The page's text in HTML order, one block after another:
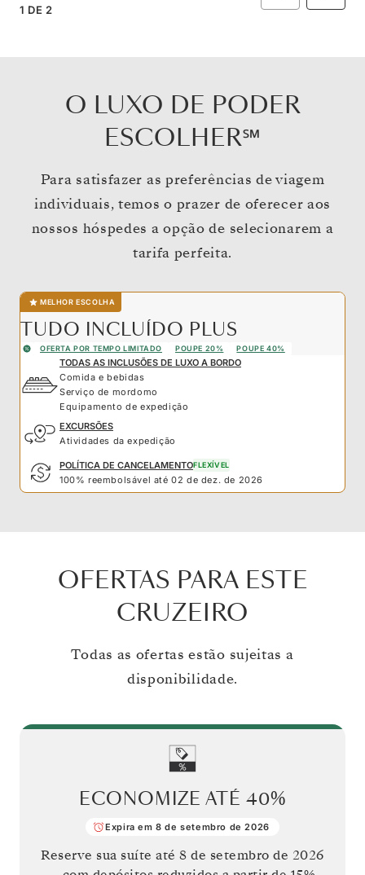
1 DE 2
O LUXO DE PODER
ESCOLHER℠
Para satisfazer as preferências de viagem
individuais, temos o prazer de oferecer aos
nossos hóspedes a opção de selecionarem a
tarifa perfeita.
MELHOR ESCOLHA
TUDO INCLUÍDO PLUS
OFERTA POR TEMPO LIMITADO POUPE 20% POUPE 40%
TODAS AS INCLUSÕES DE LUXO A BORDO
Comida e bebidas
Serviço de mordomo
Equipamento de expedição
EXCURSÕES
Atividades da expedição
POLÍTICA DE CANCELAMENTOFLEXÍVEL
100% reembolsável até 02 de dez. de 2026
OFERTAS PARA ESTE
CRUZEIRO
Todas as ofertas estão sujeitas a
disponibilidade.
ECONOMIZE ATÉ 40%
Expira em 8 de setembro de 2026
Reserve sua suíte até8 de setembro de 2026